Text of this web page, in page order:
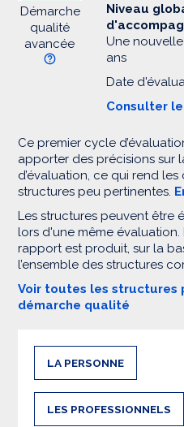
Démarche
qualité
avancée
Niveau
Une
ans
Date
Consulter
Ce premier cycle
apporter des précisions sur
d’évaluation, ce qui rend
structures peu pertinentes.
Les structures peuvent être
lors d'une même évaluation.
rapport est produit, sur la
l’ensemble des structures
Voir toutes les structures
démarche qualité
LA PERSONNE
LES PROFESSIONNELS